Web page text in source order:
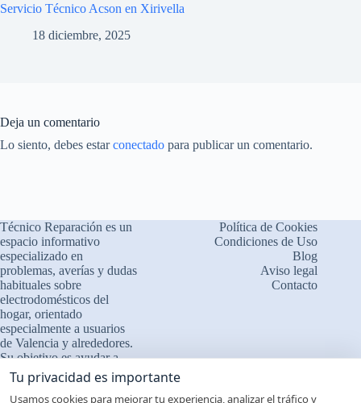
Servicio Técnico Acson en Xirivella
18 diciembre, 2025
Deja un comentario
Lo siento, debes estarconectado para publicar un comentario.
Técnico Reparación es un
espacio informativo
especializado en
problemas, averías y dudas
habituales sobre
electrodomésticos del
hogar, orientado
especialmente a usuarios
de Valencia y alrededores.
Su objetivo es ayudar a
comprender el
funcionamiento de los
Política de Cookies
Condiciones de Uso
Blog
Aviso legal
Contacto
Tu privacidad es importante
Usamos cookies para mejorar tu experiencia, analizar el tráfico y
❓ Interpretamos errores y
fallos